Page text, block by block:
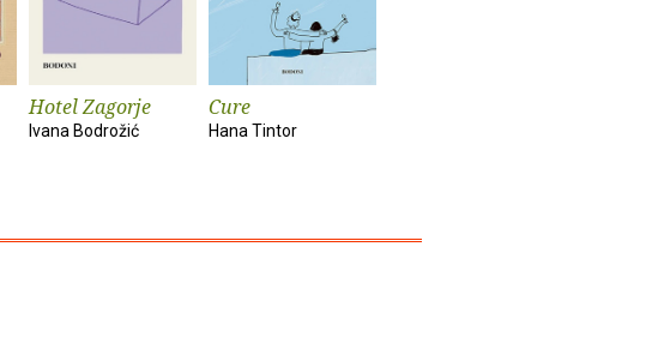
Hotel Zagorje
Ivana Bodrožić
Cure
Hana Tintor